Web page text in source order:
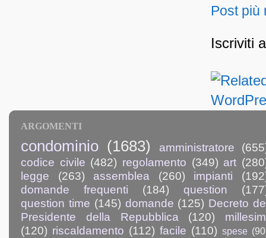
Post più
Iscriviti
ARGOMENTI
condominio (1683) amministratore
codice civile (482) regolamento (349) art
legge
(263) assemblea (260) impianti
domande frequenti
(184) question
question time (145) domande (125) Decreto
Presidente della Repubblica
(120)
(120) riscaldamento (112) facile (110) spese